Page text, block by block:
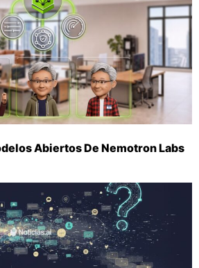
Abiertos De Nemotron Labs